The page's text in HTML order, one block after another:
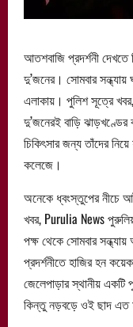
আতশবাজি প্রদর্শনী
দু’জনের। সোমবার
এলাকায়। পুলিশ সূত্রে
দু’জনেরই বাড়ি
চিকিৎসার জন্য তাঁদের
কলেজে।
অনেকে ধ্বংস্তুপের নীচে
খবর, Purulia News
পক্ষ থেকে সোমবার
প্রদর্শনীতে হাজির হন
জেলেপাড়ার স্থানীয়
কিন্তু নড়বড়ে ওই ছাদ এত